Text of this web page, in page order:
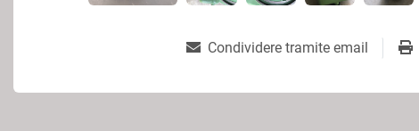
Condividere tramite email